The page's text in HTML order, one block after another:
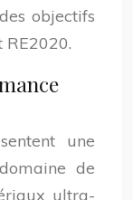
objectifs
une
de
ultra-